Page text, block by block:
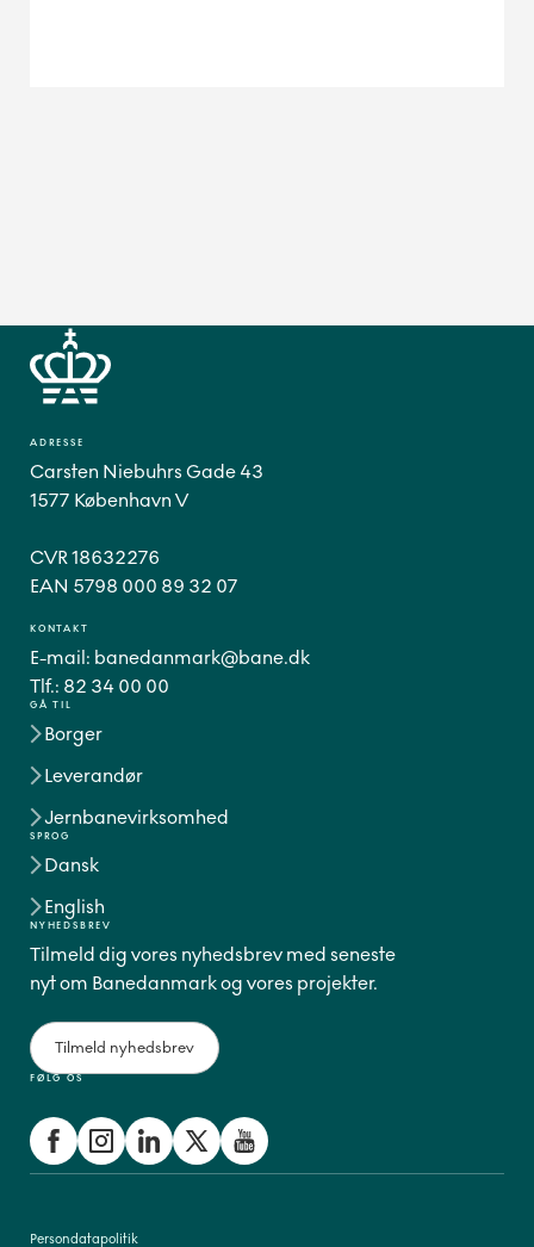
GÅ TIL
Borger
Leverandør
Jernbanevirksomhed
SPROG
Dansk
English
FØLG OS
ADRESSE
Carsten Niebuhrs Gade 43
1577 København V
CVR 18632276
EAN 5798 000 89 32 07
KONTAKT
E-mail: banedanmark@bane.dk
Tlf.: 82 34 00 00
NYHEDSBREV
Tilmeld dig vores nyhedsbrev med seneste
nyt om Banedanmark og vores projekter.
Tilmeld nyhedsbrev
Persondatapolitik